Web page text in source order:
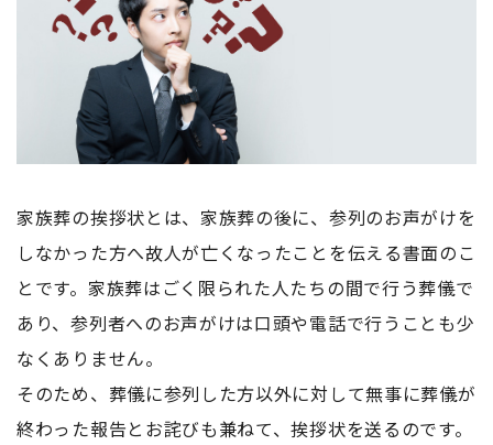
家族葬の挨拶状とは、家族葬の後に、参列のお声がけを
しなかった方へ故人が亡くなったことを伝える書面のこ
とです。家族葬はごく限られた人たちの間で行う葬儀で
あり、参列者へのお声がけは口頭や電話で行うことも少
なくありません。
そのため、葬儀に参列した方以外に対して無事に葬儀が
終わった報告とお詫びも兼ねて、挨拶状を送るのです。